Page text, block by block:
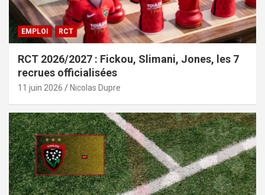
EMPLOI RCT
RCT 2026/2027 : Fickou, Slimani, Jones, les 7
recrues officialisées
11 juin 2026 Nicolas Dupre